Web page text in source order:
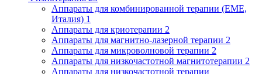
Аппараты для комбинированной терапии (EME,
Италия) 1
Аппараты для криотерапии 2
Аппараты для магнитно-лазерной терапии 2
Аппараты для микроволновой терапии 2
Аппараты для низкочастотной магнитотерапии 2
Аппараты для низкочастотной терапии